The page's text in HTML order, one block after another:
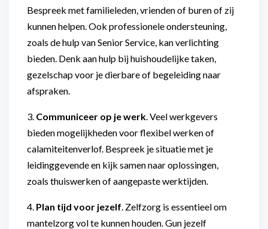
Bespreek met familieleden, vrienden of buren of zij
kunnen helpen. Ook professionele ondersteuning,
zoals de hulp van Senior Service, kan verlichting
bieden. Denk aan hulp bij huishoudelijke taken,
gezelschap voor je dierbare of begeleiding naar
afspraken.
3. Communiceer op je werk. Veel werkgevers
bieden mogelijkheden voor flexibel werken of
calamiteitenverlof. Bespreek je situatie met je
leidinggevende en kijk samen naar oplossingen,
zoals thuiswerken of aangepaste werktijden.
4. Plan tijd voor jezelf. Zelfzorg is essentieel om
mantelzorg vol te kunnen houden. Gun jezelf